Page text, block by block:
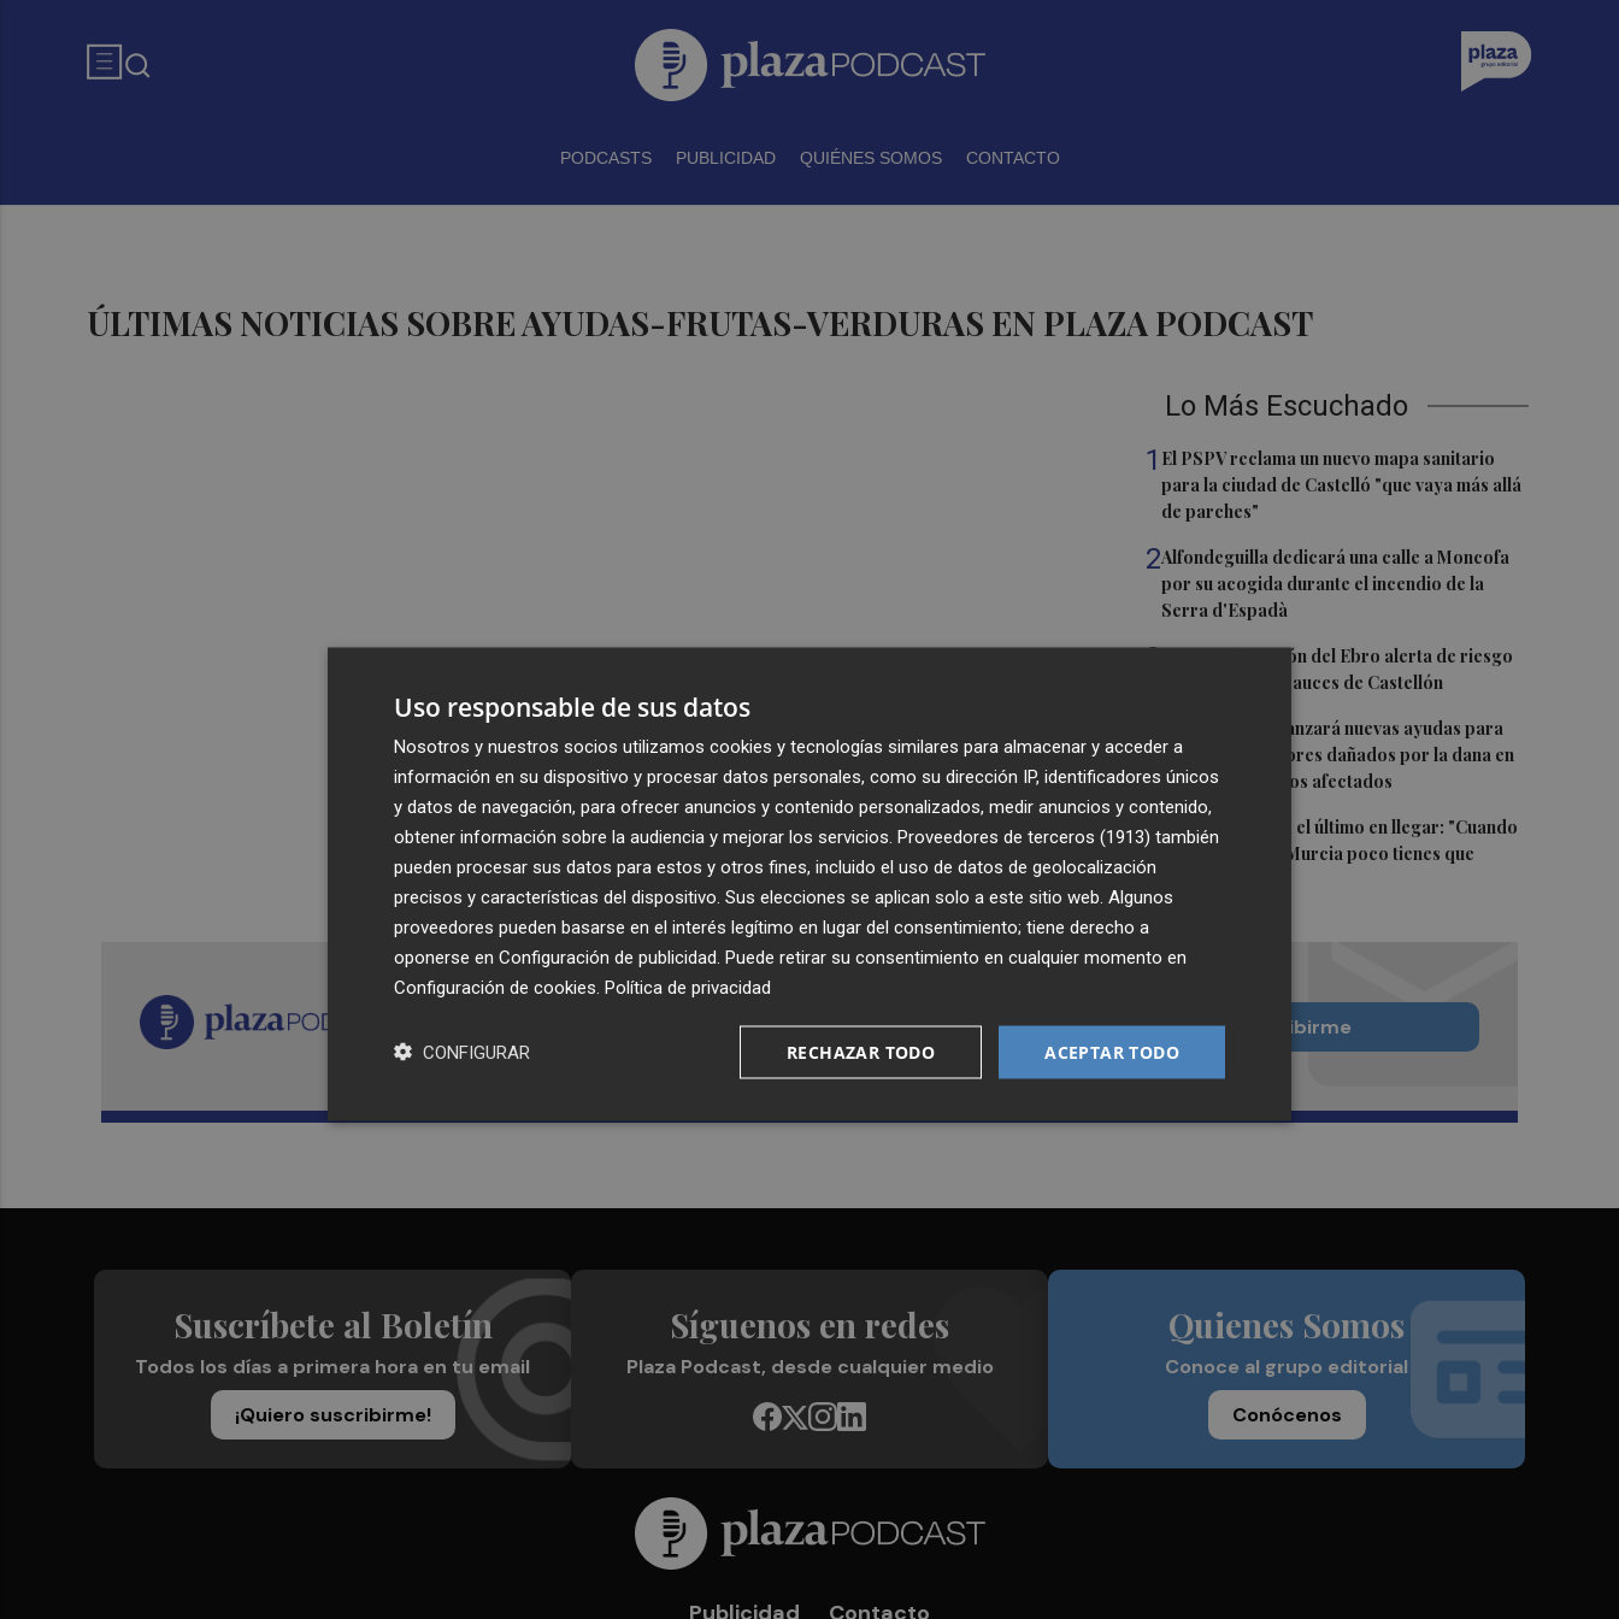
PODCASTS PUBLICIDAD QUIÉNES SOMOS CONTACTO
ÚLTIMAS NOTICIAS SOBRE AYUDAS-FRUTAS-VERDURAS EN PLAZA PODCAST
Lo Más Escuchado
1 El PSPV reclama un nuevo mapa sanitario
para la ciudad de Castelló "que vaya más allá
de parches"
2Alfondeguilla dedicará una calle a Moncofa
por su acogida durante el incendio de la
Serra d'Espadà
3La Confederación del Ebro alerta de riesgo
de crecidas en cauces de Castellón
La Generalitat lanzará nuevas ayudas para
reparar ascensores dañados por la dana en
todos los edificios afectados
5 Álvaro Giménez, el último en llegar: "Cuando
te llama el Real Murcia poco tienes que
Recibe toda la actualidad de
Plaza Podcast en tu correo
Quiero suscribirme
Suscríbete al Boletín
Todos los días a primera hora en tu email
¡Quiero suscribirme!
Síguenos en redes
Plaza Podcast, desde cualquier medio
Quienes Somos
Conoce al grupo editorial
Conócenos
Publicidad Contacto
Uso responsable de sus datos
Nosotros y nuestros socios utilizamos cookies y tecnologías similares para almacenar y acceder a
información en su dispositivo y procesar datos personales, como su dirección IP, identificadores únicos
y datos de navegación, para ofrecer anuncios y contenido personalizados, medir anuncios y contenido,
obtener información sobre la audiencia y mejorar los servicios. Proveedores de terceros (1913) también
pueden procesar sus datos para estos y otros fines, incluido el uso de datos de geolocalización
precisos y características del dispositivo. Sus elecciones se aplican solo a este sitio web. Algunos
proveedores pueden basarse en el interés legítimo en lugar del consentimiento; tiene derecho a
oponerse en Configuración de publicidad . Puede retirar su consentimiento en cualquier momento en
Configuración de cookies Política de privacidad
ACEPTAR TODO
RECHAZAR TODO
CONFIGURAR